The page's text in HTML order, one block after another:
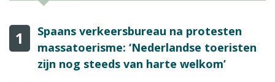
1
Spaans verkeersbureau na protesten
massatoerisme: ‘Nederlandse toeristen
zijn nog steeds van harte welkom’